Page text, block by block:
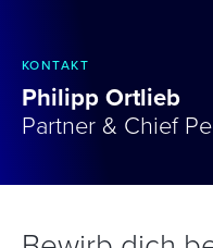
KONTAKT
Philipp Ortlieb
Partner & Chief